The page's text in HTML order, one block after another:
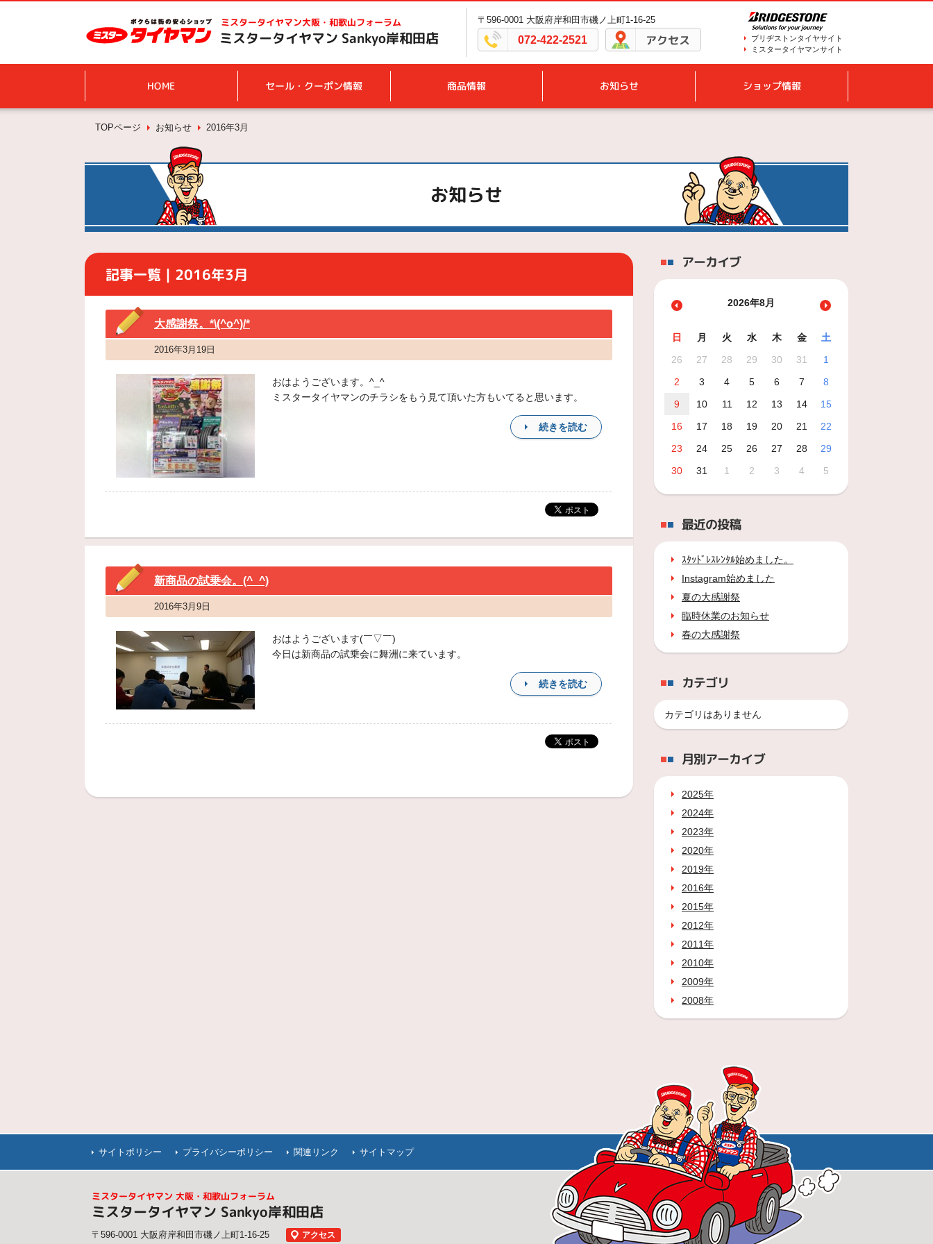
ミスタータイヤマン大阪・和歌山フォーラム
ミスタータイヤマン Sankyo岸和田店
〒596-0001 大阪府岸和田市磯ノ上町1-16-25
072-422-2521 アクセス
ブリヂストンタイヤサイト
ミスタータイヤマンサイト
HOME セール・クーポン情報 商品情報 お知らせ ショップ情報
TOPページ お知らせ 2016年3月
お知らせ
記事一覧｜2016年3月
大感謝祭。*\(^o^)/*
2016年3月19日
おはようございます。^_^
ミスタータイヤマンのチラシをもう見て頂いた方もいてると思います。
続きを読む
新商品の試乗会。(^_^)
2016年3月9日
おはようございます(￣▽￣)ゞ
今日は新商品の試乗会に舞洲に来ています。
続きを読む
アーカイブ
2026年8月
日 月 火 水 木 金
土
26
27 28 29 30 31
1
2
3 4 5 6 7
8
9
10 11 12 13 14
15
16
17 18 19 20 21
22
23
24 25 26 27 28
29
30
31 1 2 3 4 5
最近の投稿
ｽﾀｯﾄﾞﾚｽﾚﾝﾀﾙ始めました。
Instagram始めました
夏の大感謝祭
臨時休業のお知らせ
春の大感謝祭
カテゴリ
カテゴリはありません
月別アーカイブ
2025年
2024年
2023年
2020年
2019年
2016年
2015年
2012年
2011年
2010年
2009年
2008年
サイトポリシー プライバシーポリシー 関連リンク サイトマップ
ミスタータイヤマン 大阪・和歌山フォーラム
ミスタータイヤマン Sankyo岸和田店
〒596-0001 大阪府岸和田市磯ノ上町1-16-25 アクセス